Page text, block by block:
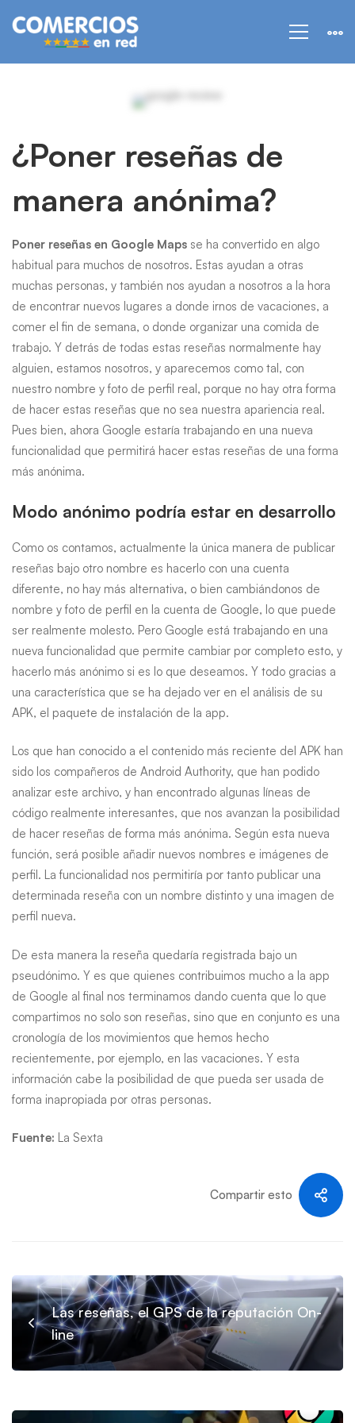
reseñas
de
manera
¿Poner reseñas de
manera anónima?
Poner reseñas en Google Maps se ha convertido en algo
habitual para muchos de nosotros. Estas ayudan a otras
muchas personas, y también nos ayudan a nosotros a la hora
de encontrar nuevos lugares a donde irnos de vacaciones, a
comer el fin de semana, o donde organizar una comida de
trabajo. Y detrás de todas estas reseñas normalmente hay
alguien, estamos nosotros, y aparecemos como tal, con
nuestro nombre y foto de perfil real, porque no hay otra forma
de hacer estas reseñas que no sea nuestra apariencia real.
Pues bien, ahora Google estaría trabajando en una nueva
funcionalidad que permitirá hacer estas reseñas de una forma
más anónima.
Modo anónimo podría estar en desarrollo
Como os contamos, actualmente la única manera de publicar
reseñas bajo otro nombre es hacerlo con una cuenta
diferente, no hay más alternativa, o bien cambiándonos de
nombre y foto de perfil en la cuenta de Google, lo que puede
ser realmente molesto. Pero Google está trabajando en una
nueva funcionalidad que permite cambiar por completo esto, y
hacerlo más anónimo si es lo que deseamos. Y todo gracias a
una característica que se ha dejado ver en el análisis de su
APK, el paquete de instalación de la app.
Los que han conocido a el contenido más reciente del APK han
sido los compañeros de Android Authority, que han podido
analizar este archivo, y han encontrado algunas líneas de
código realmente interesantes, que nos avanzan la posibilidad
de hacer reseñas de forma más anónima. Según esta nueva
función, será posible añadir nuevos nombres e imágenes de
perfil. La funcionalidad nos permitiría por tanto publicar una
determinada reseña con un nombre distinto y una imagen de
perfil nueva.
De esta manera la reseña quedaría registrada bajo un
pseudónimo. Y es que quienes contribuimos mucho a la app
de Google al final nos terminamos dando cuenta que lo que
compartimos no solo son reseñas, sino que en conjunto es una
cronología de los movimientos que hemos hecho
recientemente, por ejemplo, en las vacaciones. Y esta
información cabe la posibilidad de que pueda ser usada de
forma inapropiada por otras personas.
Fuente: La Sexta
Compartir esto
Las reseñas, el GPS de la reputación On-
line